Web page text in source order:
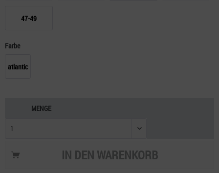
47-49
Farbe
atlantic
MENGE
IN DEN WARENKORB